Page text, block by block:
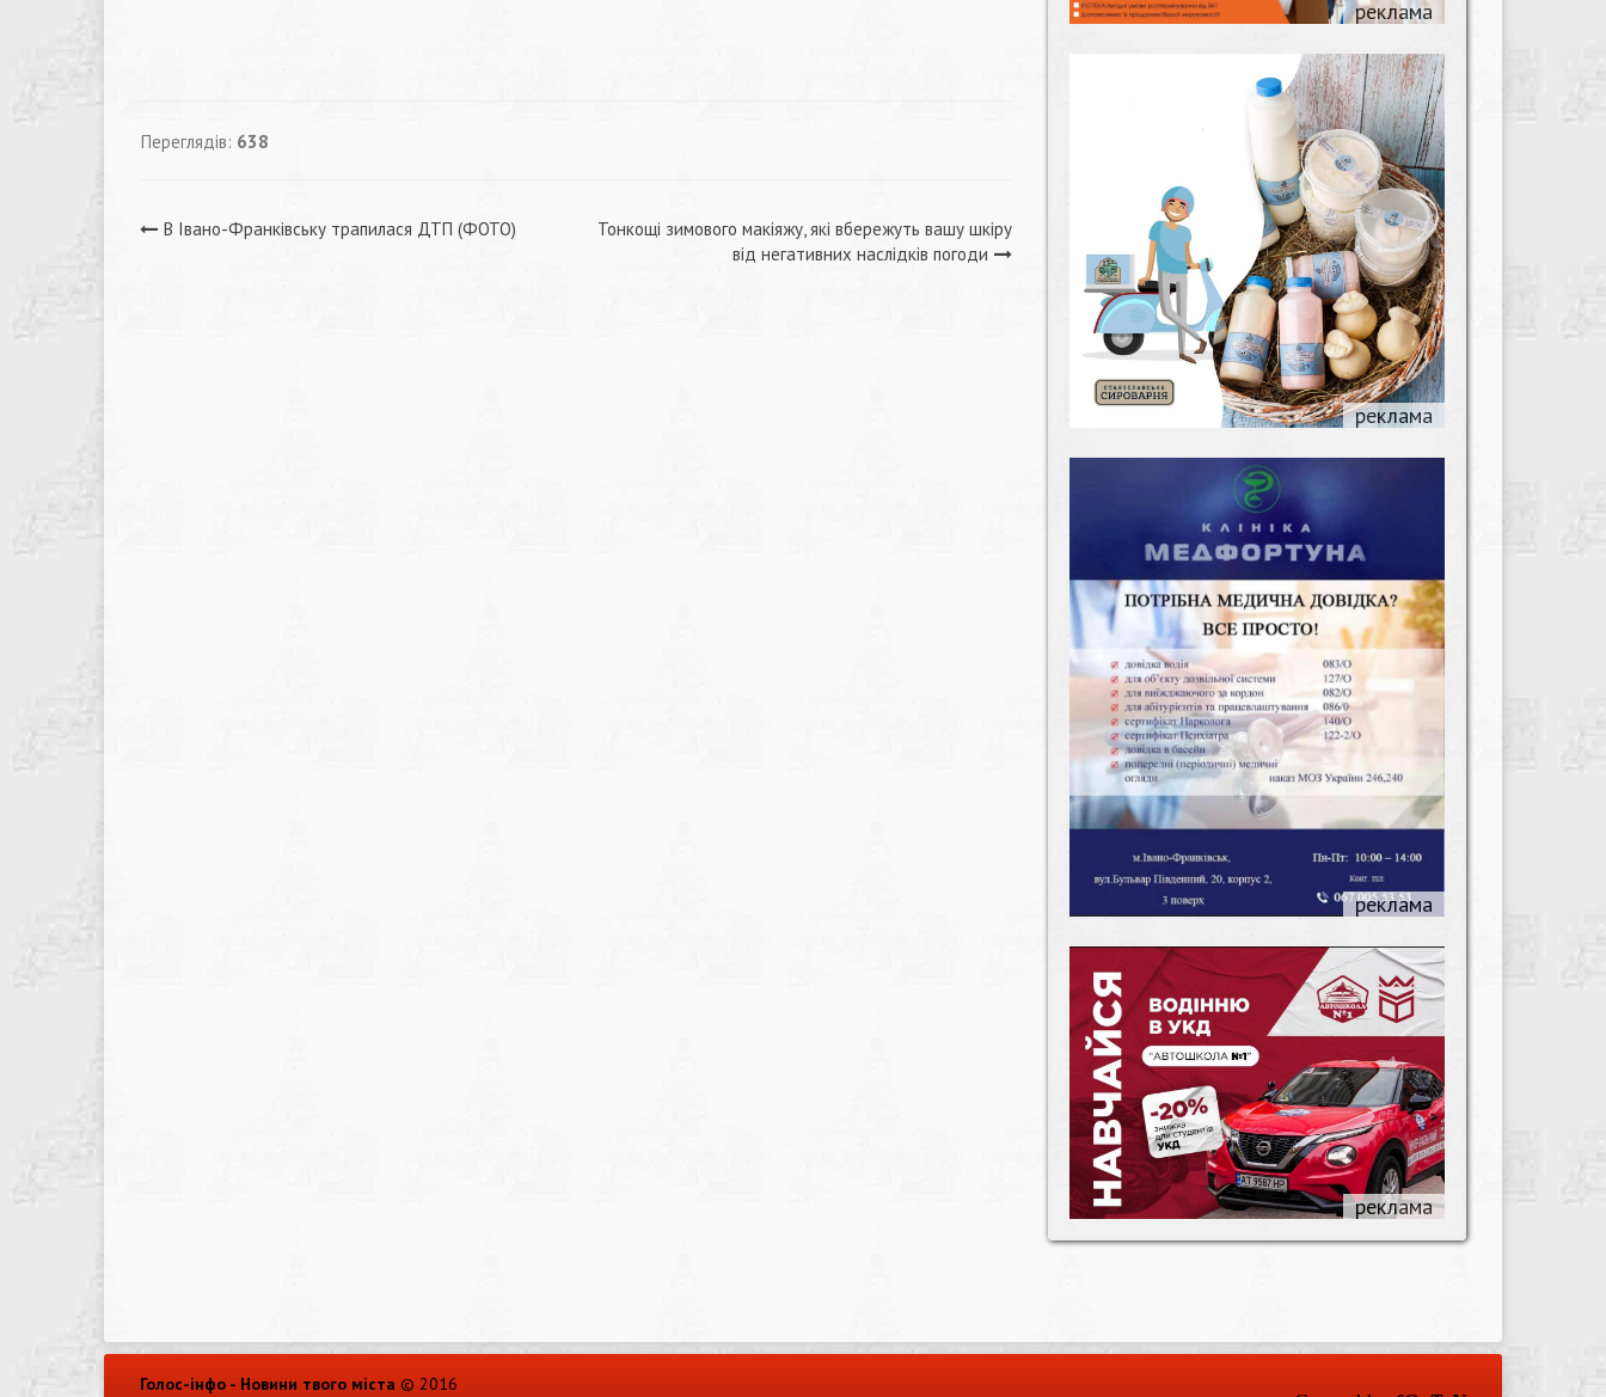
Переглядів: 638
Навігація
В Івано-Франківську трапилася ДТП (ФОТО)
Тонкощі зимового макіяжу, які вбережуть вашу шкіру
від негативних наслідків погоди
Голос-інфо - Новини твого міста © 2016